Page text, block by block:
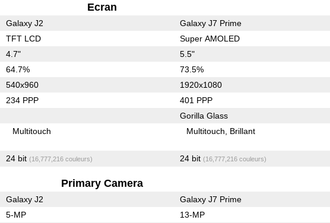
Ecran
Galaxy J2 Galaxy J7 Prime
TFT LCD Super AMOLED
4.7" 5.5"
64.7% 73.5%
540x960 1920x1080
234 PPP 401 PPP
Gorilla Glass
Multitouch Multitouch Brillant
24 bit (16,777,216 couleurs) 24 bit (16,777,216 couleurs)
Primary Camera
Galaxy J2 Galaxy J7 Prime
5-MP 13-MP